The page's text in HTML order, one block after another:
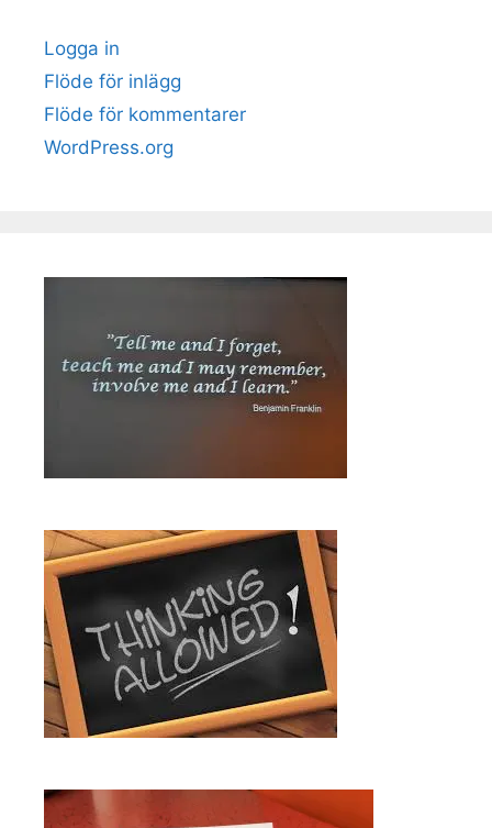
Logga in
Flöde för inlägg
Flöde för kommentarer
WordPress.org